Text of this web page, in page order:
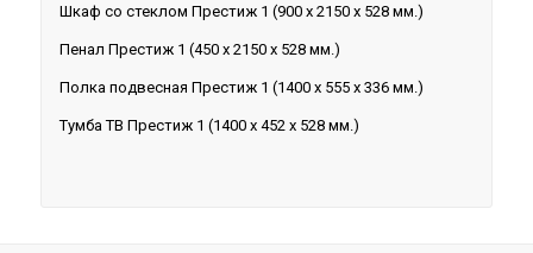
Шкаф со стеклом Престиж 1 (900 х 2150 х 528 мм.)
Пенал Престиж 1 (450 х 2150 х 528 мм.)
Полка подвесная Престиж 1 (1400 х 555 х 336 мм.)
Тумба ТВ Престиж 1 (1400 х 452 х 528 мм.)